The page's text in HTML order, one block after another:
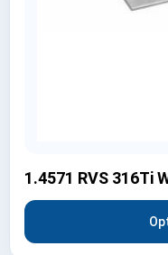
1.4571 RVS 316Ti